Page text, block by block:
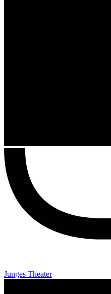
Junges Theater